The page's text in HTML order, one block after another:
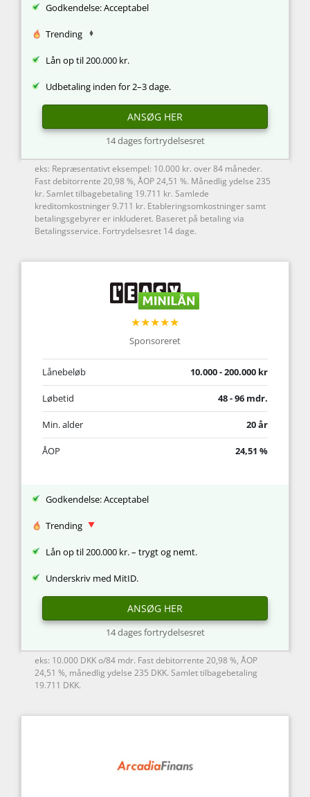
Godkendelse: Acceptabel
Trending
Lån op til 200.000 kr.
Udbetaling inden for 2–3 dage.
ANSØG HER
14 dages fortrydelsesret
eks: Repræsentativt eksempel: 10.000 kr. over 84 måneder.
Fast debitorrente 20,98 %, ÅOP 24,51 %. Månedlig ydelse 235
kr. Samlet tilbagebetaling 19.711 kr. Samlede
kreditomkostninger 9.711 kr. Etableringsomkostninger samt
betalingsgebyrer er inkluderet. Baseret på betaling via
Betalingsservice. Fortrydelsesret 14 dage.
★★★★★
Sponsoreret
Lånebeløb 10.000 - 200.000 kr
Løbetid 48 - 96 mdr.
Min. alder 20 år
ÅOP 24,51 %
Godkendelse: Acceptabel
Trending
Lån op til 200.000 kr. – trygt og nemt.
Underskriv med MitID.
ANSØG HER
14 dages fortrydelsesret
eks: 10.000 DKK o/84 mdr. Fast debitorrente 20,98 %, ÅOP
24,51 %, månedlig ydelse 235 DKK. Samlet tilbagebetaling
19.711 DKK.